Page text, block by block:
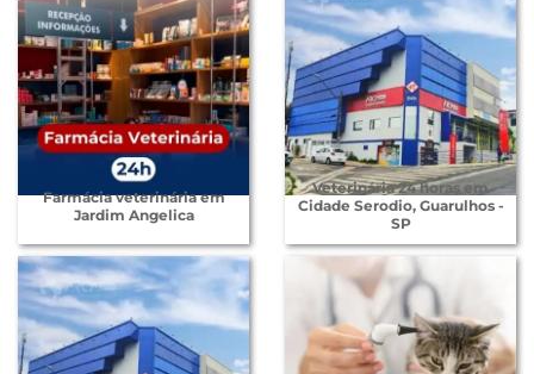
Farmácia veterinária em
Jardim Angelica
Veterinária 24 horas em
Cidade Serodio, Guarulhos -
SP